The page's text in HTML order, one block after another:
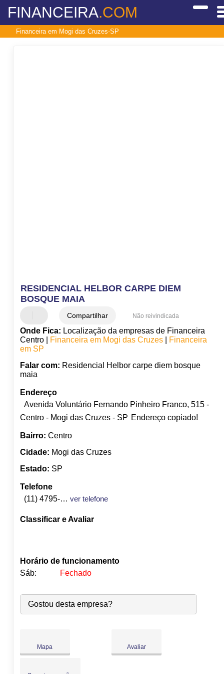
FINANCEIRA.COM
Financeira em Mogi das Cruzes-SP
RESIDENCIAL HELBOR CARPE DIEM
BOSQUE MAIA
Compartilhar Não reivindicada
Onde Fica: Localização da empresas de Financeira
Centro |
Financeira em Mogi das Cruzes|
Financeira
em SP
Falar com: Residencial Helbor carpe diem bosque
maia
Endereço
Avenida Voluntário Fernando Pinheiro Franco, 515 -
Centro - Mogi das Cruzes - SP Endereço copiado!
Bairro: Centro
Cidade: Mogi das Cruzes
Estado: SP
Telefone
(11) 4795-8555
ver telefone
Classificar e Avaliar
Horário de funcionamento
Sáb:
Fechado
Seg: 09:00-18:00
Ter:
09:00-18:00
Qua:
09:00-18:00
Sáb:
Fechado
Gostou desta empresa?
Mapa Avaliar